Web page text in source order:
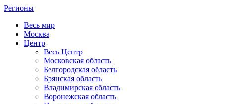
Регионы
Весь мир
Москва
Центр
Весь Центр
Московская область
Белгородская область
Брянская область
Владимирская область
Воронежская область